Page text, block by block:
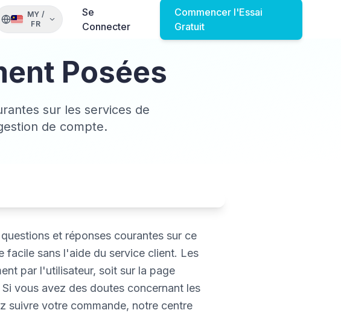
MY /
FR
Se
Connecter
Commencer l'Essai
Gratuit
Posées
sur les services de
de compte.
et réponses courantes sur ce
facile sans l'aide du service client. Les
par l'utilisateur, soit sur la page
vous avez des doutes concernant les
suivre votre commande, notre centre